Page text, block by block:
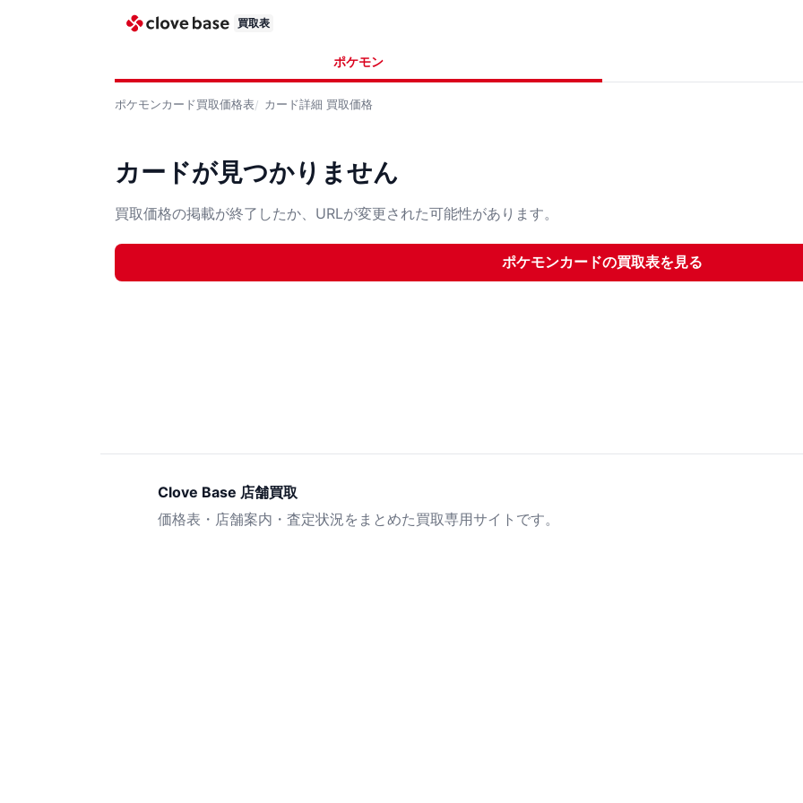
買取表
ポケモン
ポケモンカード買取価格表 カード詳細 買取価格
カードが見つかりません
買取価格の掲載が終了したか、URLが変更された可能性があります。
ポケモンカードの買取表を見る
Clove Base 店舗買取
価格表・店舗案内・査定状況をまとめた買取専用サイトです。